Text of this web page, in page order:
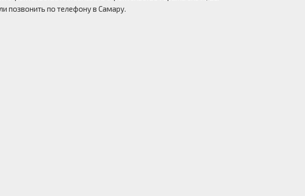
позвонить по телефону в Самару.